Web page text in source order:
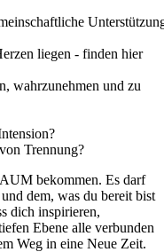
liegen - finden hier
wahrzunehmen und zu
Trennung?
bekommen. Es darf
dem, was du bereit bist
dich inspirieren,
Ebene alle verbunden
Weg in eine Neue Zeit.